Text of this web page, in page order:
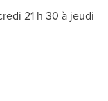
21 h 30 à jeudi